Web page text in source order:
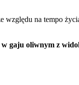
względu na tempo
w gaju oliwnym z